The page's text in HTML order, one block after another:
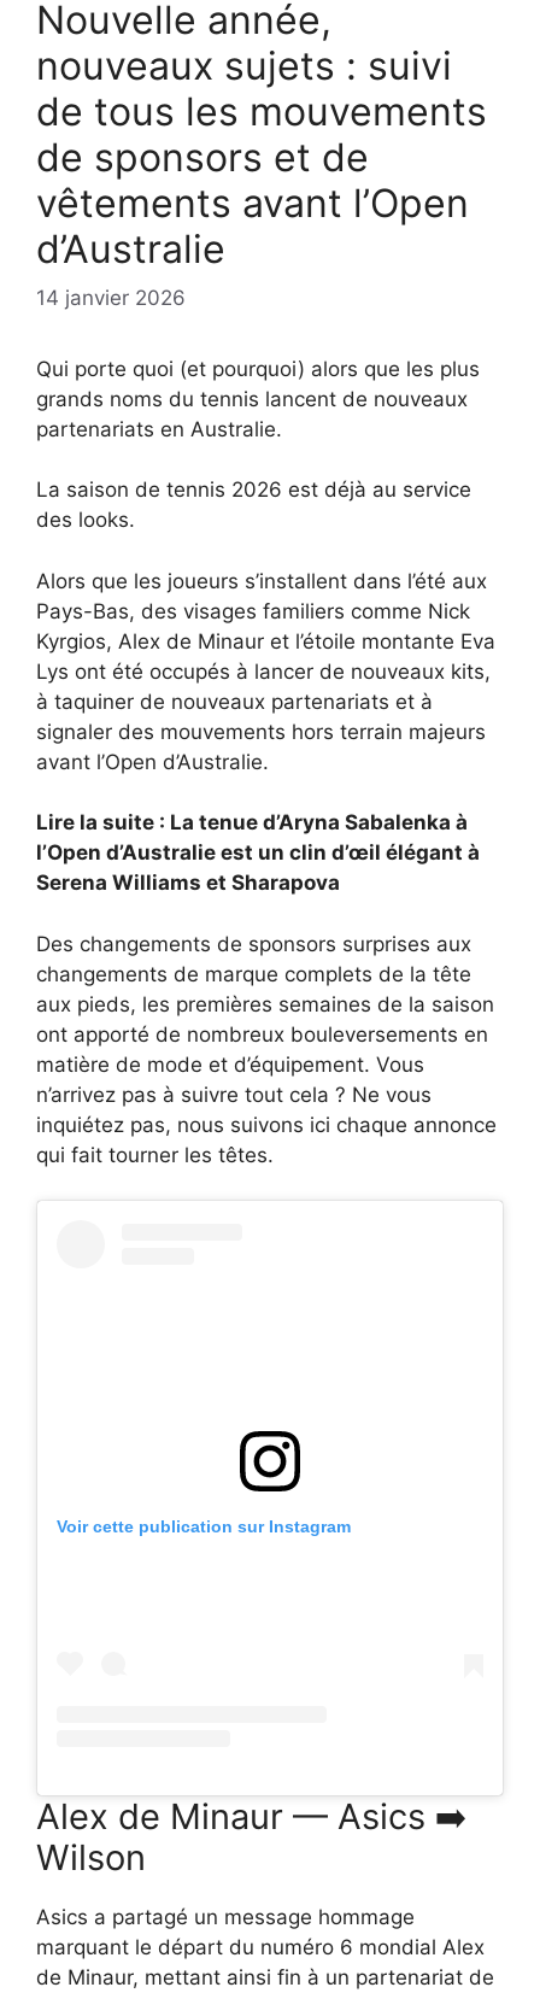
Nouvelle année,
nouveaux sujets : suivi
de tous les mouvements
de sponsors et de
vêtements avant l’Open
d’Australie
14 janvier 2026
Qui porte quoi (et pourquoi) alors que les plus
grands noms du tennis lancent de nouveaux
partenariats en Australie.
La saison de tennis 2026 est déjà au service
des looks.
Alors que les joueurs s’installent dans l’été aux
Pays-Bas, des visages familiers comme Nick
Kyrgios, Alex de Minaur et l’étoile montante Eva
Lys ont été occupés à lancer de nouveaux kits,
à taquiner de nouveaux partenariats et à
signaler des mouvements hors terrain majeurs
avant l’Open d’Australie.
Lire la suite : La tenue d’Aryna Sabalenka à
l’Open d’Australie est un clin d’œil élégant à
Serena Williams et Sharapova
Des changements de sponsors surprises aux
changements de marque complets de la tête
aux pieds, les premières semaines de la saison
ont apporté de nombreux bouleversements en
matière de mode et d’équipement. Vous
n’arrivez pas à suivre tout cela ? Ne vous
inquiétez pas, nous suivons ici chaque annonce
qui fait tourner les têtes.
Voir cette publication sur Instagram
Alex de Minaur — Asics ➡️
Wilson
Asics a partagé un message hommage
marquant le départ du numéro 6 mondial Alex
de Minaur, mettant ainsi fin à un partenariat de